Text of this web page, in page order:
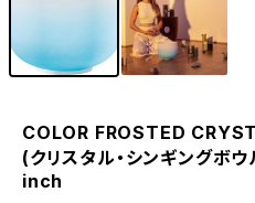
COLOR FROSTED
(クリスタル・シンギング
inch